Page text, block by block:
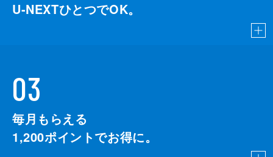
U-NEXTひとつでOK。
03
毎月もらえる
1,200ポイントでお得に。